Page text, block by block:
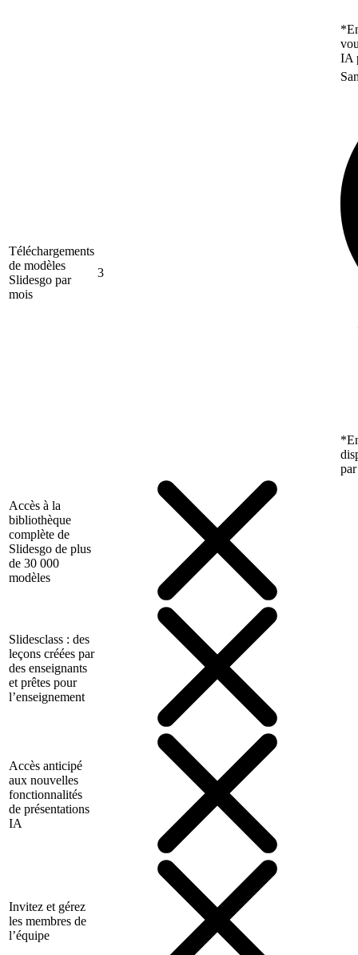
IA
Téléchargements
de modèles
Slidesgo par
mois
3
Accès à la
bibliothèque
complète de
Slidesgo de plus
de 30 000
modèles
Slidesclass : des
leçons créées par
des enseignants
et prêtes pour
l’enseignement
Accès anticipé
aux nouvelles
fonctionnalités
de présentations
IA
Invitez et gérez
les membres de
l’équipe